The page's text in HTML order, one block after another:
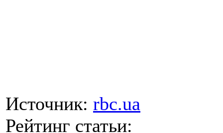
Источник: rbc.ua
Рейтинг статьи: